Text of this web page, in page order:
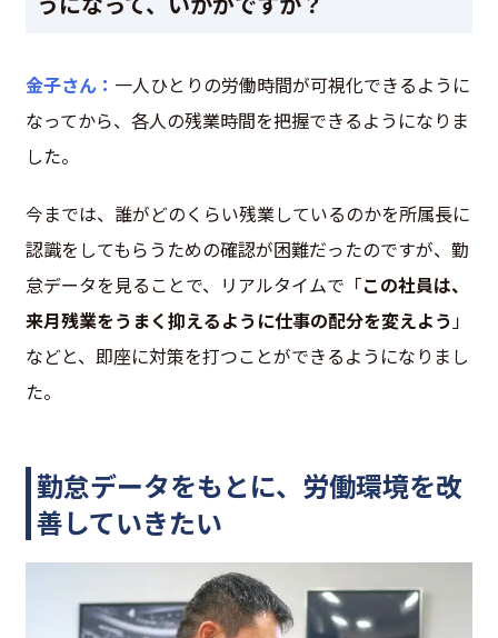
金子さん： 一人ひとりの労働時間が可視化できるように
なってから、各人の残業時間を把握できるようになりま
した。
今までは、誰がどのくらい残業しているのかを所属長に
認識をしてもらうための確認が困難だったのですが、勤
怠データを見ることで、リアルタイムで「この社員は、
来月残業をうまく抑えるように仕事の配分を変えよう」
などと、即座に対策を打つことができるようになりまし
た。
勤怠データをもとに、労働環境を改
善していきたい